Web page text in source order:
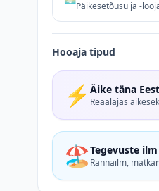
Päikesetõusu ja -
Hooaja tipud
⚡ Äike täna
Reaalajas
🏖Tegevuste ilm
Rannailm,